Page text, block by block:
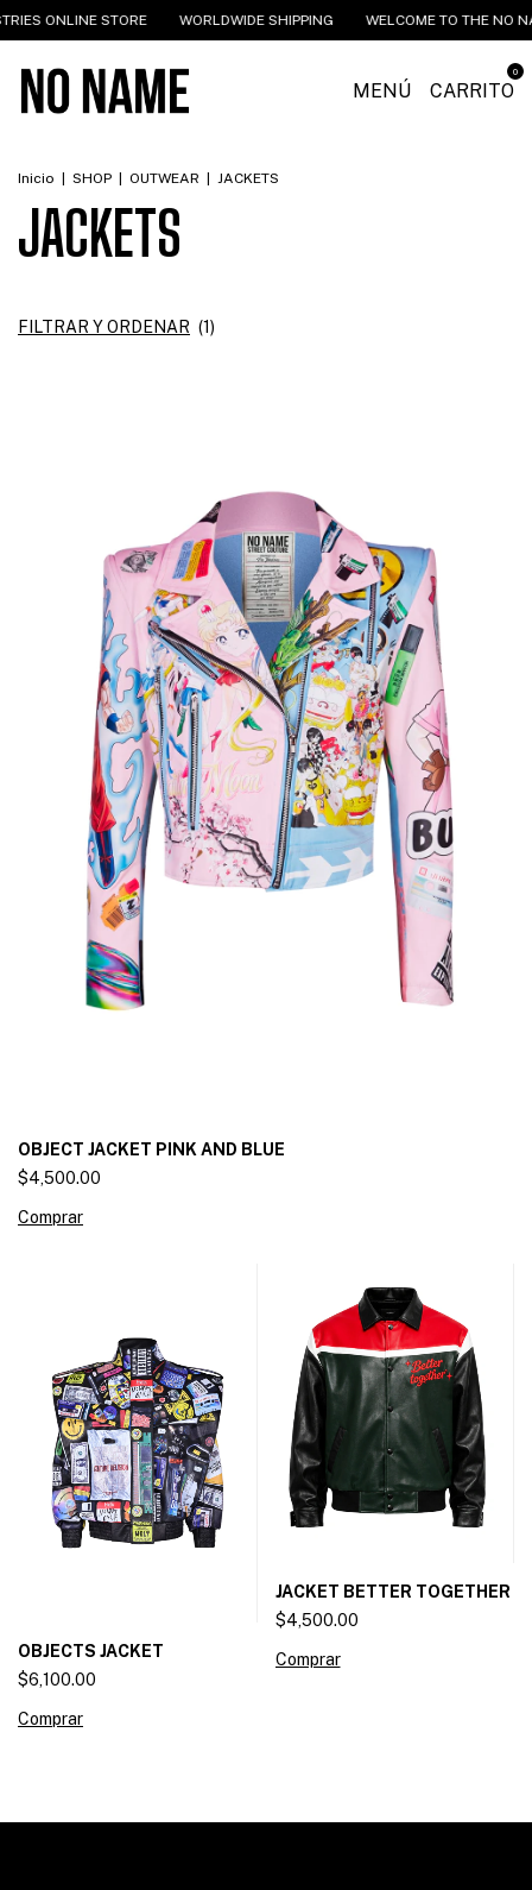
ONLINE STORE WORLDWIDE SHIPPING WELCOME TO THE NO
MENÚ CARRITO
0
Inicio SHOP OUTWEAR JACKETS
JACKETS
FILTRAR Y ORDENAR (1)
OBJECT JACKET PINK AND BLUE
$4,500.00
Comprar
OBJECTS JACKET
$6,100.00
Comprar
JACKET BETTER TOGETHER
$4,500.00
Comprar